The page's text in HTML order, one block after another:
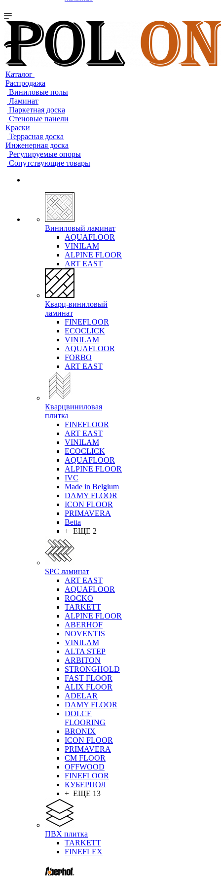
Каталог
Распродажа
Виниловые полы
Ламинат
Паркетная доска
Стеновые панели
Краски
Террасная доска
Инженерная доска
Регулируемые опоры
Сопутствующие товары
Виниловый ламинат
AQUAFLOOR
VINILAM
ALPINE FLOOR
ART EAST
Кварц-виниловый
ламинат
FINEFLOOR
ECOCLICK
VINILAM
AQUAFLOOR
FORBO
ART EAST
Кварцвиниловая
плитка
FINEFLOOR
ART EAST
VINILAM
ECOCLICK
AQUAFLOOR
ALPINE FLOOR
IVC
Made in Belgium
DAMY FLOOR
ICON FLOOR
PRIMAVERA
Betta
+ ЕЩЕ 2
SPC ламинат
ART EAST
AQUAFLOOR
ROCKO
TARKETT
ALPINE FLOOR
ABERHOF
NOVENTIS
VINILAM
ALTA STEP
ARBITON
STRONGHOLD
FAST FLOOR
ALIX FLOOR
ADELAR
DAMY FLOOR
DOLCE
FLOORING
BRONIX
ICON FLOOR
PRIMAVERA
CM FLOOR
OFFWOOD
FINEFLOOR
КУБЕРПОЛ
+ ЕЩЕ 13
ПВХ плитка
TARKETT
FINEFLEX